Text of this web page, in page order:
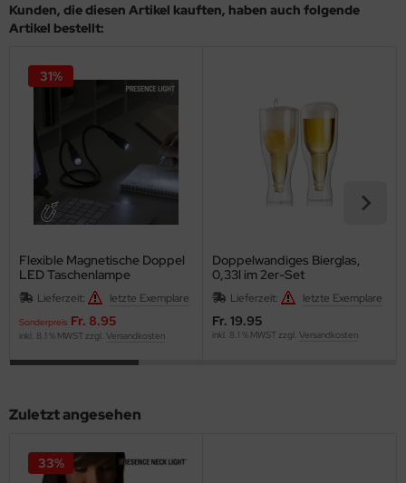
Kunden, die diesen Artikel kauften, haben auch folgende
Artikel bestellt:
Flexible Magnetische Doppel
LED Taschenlampe
Lieferzeit: letzte Exemplare
Sonderpreis Fr. 8.95
31%
inkl. 8.1 % MWST zzgl. Versandkosten
Doppelwandiges Bierglas,
0,33l im 2er-Set
Lieferzeit: letzte Exemplare
Fr. 19.95
inkl. 8.1 % MWST zzgl. Versandkosten
Zuletzt angesehen
33%